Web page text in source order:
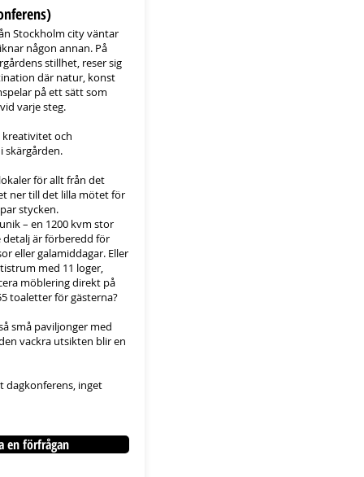
Stockholm city väntar
någon annan. På
stillhet, reser sig
där natur, konst
på ett sätt som
varje steg.
och
skärgården.
för allt från det
ner till det lilla mötet för
stycken.
– en 1200 kvm stor
är förberedd för
eller galamiddagar. Eller
med 11 loger,
möblering direkt på
toaletter för gästerna?
små paviljonger med
vackra utsikten blir en
dagkonferens, inget
en förfrågan